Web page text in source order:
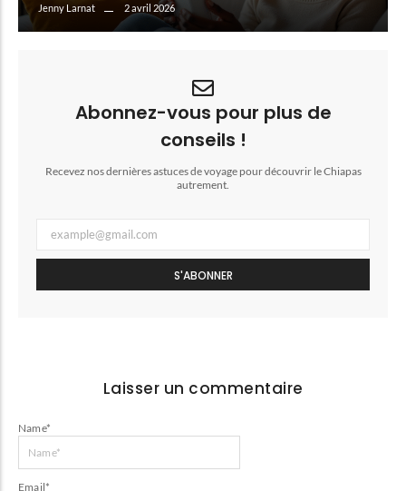
Jenny Larnat 2 avril 2026
Abonnez-vous pour plus de
conseils !
Recevez nos dernières astuces de voyage pour découvrir le Chiapas
autrement.
S'ABONNER
Laisser un commentaire
Name*
Email*